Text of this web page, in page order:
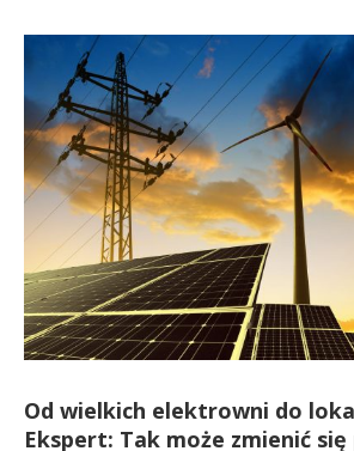
Od wielkich elektrowni do
Ekspert: Tak może zmienić się